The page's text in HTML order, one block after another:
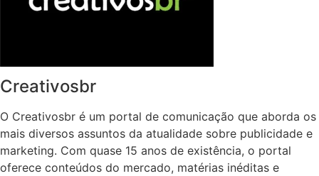
Creativosbr
O Creativosbr é um portal de comunicação que aborda os
mais diversos assuntos da atualidade sobre publicidade e
marketing. Com quase 15 anos de existência, o portal
oferece conteúdos do mercado, matérias inéditas e